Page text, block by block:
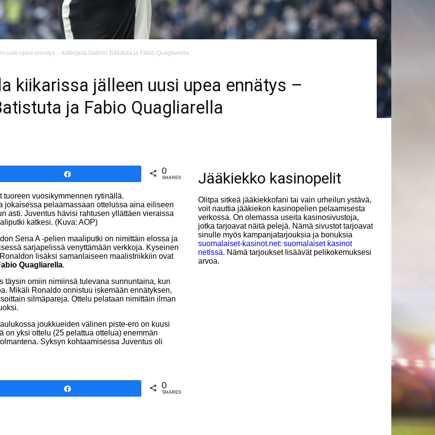
uusi upea ennätys – tulilinjalla Gabriel Batistuta ja Fabio Quagliarella
kiikarissa jälleen uusi upea ennätys –
ja Fabio Quagliarella
0
SHARES
tuoreen vuosikymmennen rytinällä.
pelaamassaan ottelussa aina eiliseen
asti. Juventus hävisi rahtusen yllättäen vieraissa
katkesi. (Kuva: AOP)
Seria A -pelien maaliputki on nimittäin elossa ja
sarjapelissä venyttämään verkkoja. Kyseinen
lisäksi samanlaiseen maalistriikkiin ovat
Quagliarella.
omiin nimiinsä tulevana sunnuntaina, kun
Mikäli Ronaldo onnistuu iskemään ennätyksen,
silmäpareja. Ottelu pelataan nimittäin ilman
joukkueiden välinen piste-ero on kuusi
on yksi ottelu (25 pelattua ottelua) enemmän
Syksyn kohtaamisessa Juventus oli
0
SHARES
Jääkiekko kasinopelit
Olitpa sitkeä jääkiekkofani tai vain urheilun ystävä,
voit nauttia jääkiekon kasinopelien pelaamisesta
verkossa. On olemassa useita kasinosivustoja,
jotka tarjoavat näitä pelejä. Nämä sivustot tarjoavat
sinulle myös kampanjatarjouksia ja bonuksia
suomalaiset-kasinot.net: suomalaiset kasinot
netissä. Nämä tarjoukset lisäävät pelikokemuksesi
arvoa.